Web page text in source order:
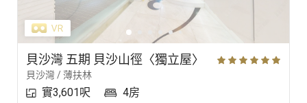
貝沙灣 五期 貝沙山徑〈獨立屋〉
貝沙灣 / 薄扶林
實3,601呎 4房